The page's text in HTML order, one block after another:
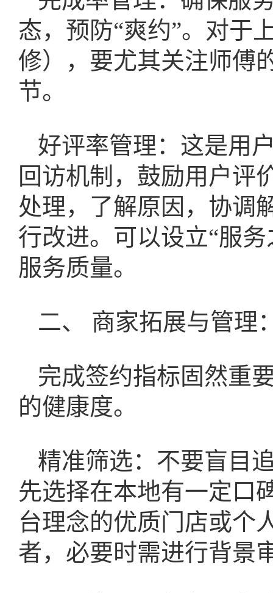
态，预防“爽约”。对于
修），要尤其关注师傅
节。
好评率管理：这是用
回访机制，鼓励用户评
处理，了解原因，协调
行改进。可以设立“服
服务质量。
二、 商家拓展与管理
完成签约指标固然重
的健康度。
精准筛选：不要盲目
先选择在本地有一定口
台理念的优质门店或个
者，必要时需进行背景